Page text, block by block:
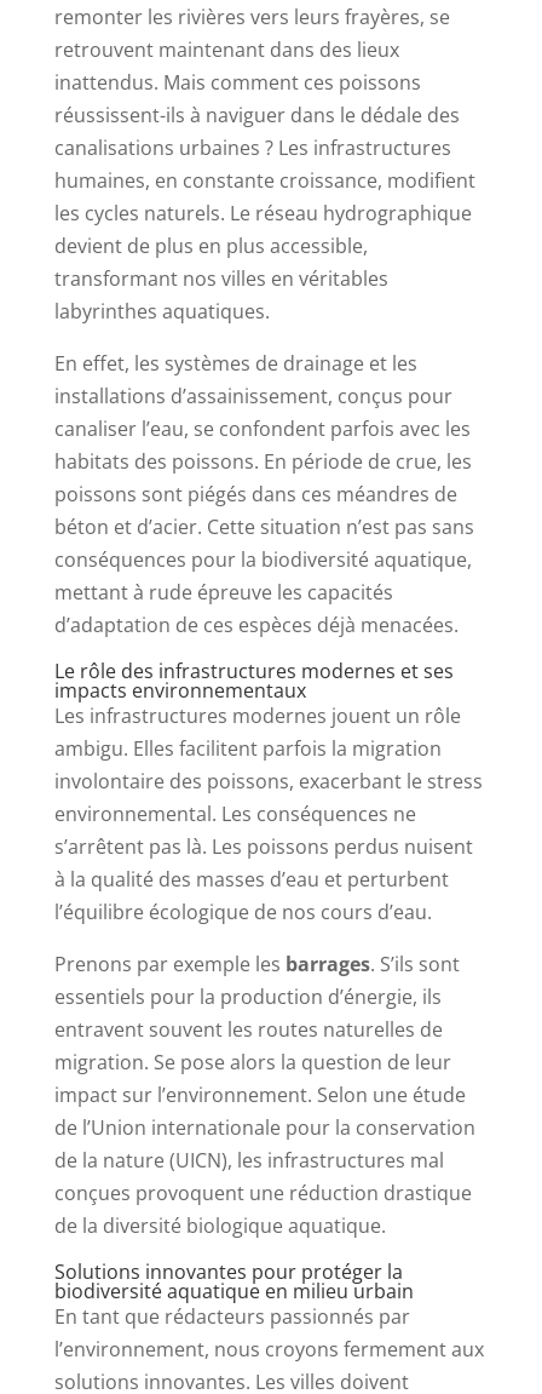
remonter les rivières vers leurs frayères, se
retrouvent maintenant dans des lieux
inattendus. Mais comment ces poissons
réussissent-ils à naviguer dans le dédale des
canalisations urbaines ? Les infrastructures
humaines, en constante croissance, modifient
les cycles naturels. Le réseau hydrographique
devient de plus en plus accessible,
transformant nos villes en véritables
labyrinthes aquatiques.
En effet, les systèmes de drainage et les
installations d’assainissement, conçus pour
canaliser l’eau, se confondent parfois avec les
habitats des poissons. En période de crue, les
poissons sont piégés dans ces méandres de
béton et d’acier. Cette situation n’est pas sans
conséquences pour la biodiversité aquatique,
mettant à rude épreuve les capacités
d’adaptation de ces espèces déjà menacées.
Le rôle des infrastructures modernes et ses
impacts environnementaux
Les infrastructures modernes jouent un rôle
ambigu. Elles facilitent parfois la migration
involontaire des poissons, exacerbant le stress
environnemental. Les conséquences ne
s’arrêtent pas là. Les poissons perdus nuisent
à la qualité des masses d’eau et perturbent
l’équilibre écologique de nos cours d’eau.
Prenons par exemple les barrages. S’ils sont
essentiels pour la production d’énergie, ils
entravent souvent les routes naturelles de
migration. Se pose alors la question de leur
impact sur l’environnement. Selon une étude
de l’Union internationale pour la conservation
de la nature (UICN), les infrastructures mal
conçues provoquent une réduction drastique
de la diversité biologique aquatique.
Solutions innovantes pour protéger la
biodiversité aquatique en milieu urbain
En tant que rédacteurs passionnés par
l’environnement, nous croyons fermement aux
solutions innovantes. Les villes doivent